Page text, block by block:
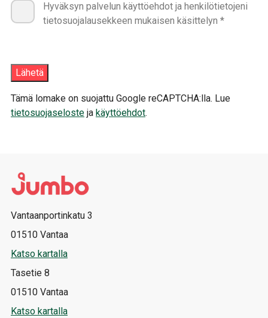
Hyväksyn palvelun käyttöehdot ja henkilötietojeni
tietosuojalausekkeen mukaisen käsittelyn *
Tämä lomake on suojattu Google reCAPTCHA:lla. Lue
tietosuojaseloste ja käyttöehdot.
Vantaanportinkatu 3
01510 Vantaa
Katso kartalla
Tasetie 8
01510 Vantaa
Katso kartalla